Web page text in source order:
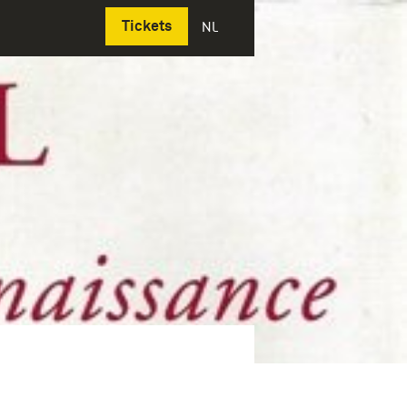
Tickets NL
Deutsch